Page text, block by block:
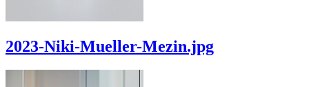
2023-Niki-Mueller-Mezin.jpg